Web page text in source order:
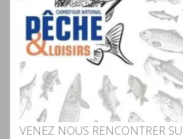
VENEZ NOUS RENCONTRER